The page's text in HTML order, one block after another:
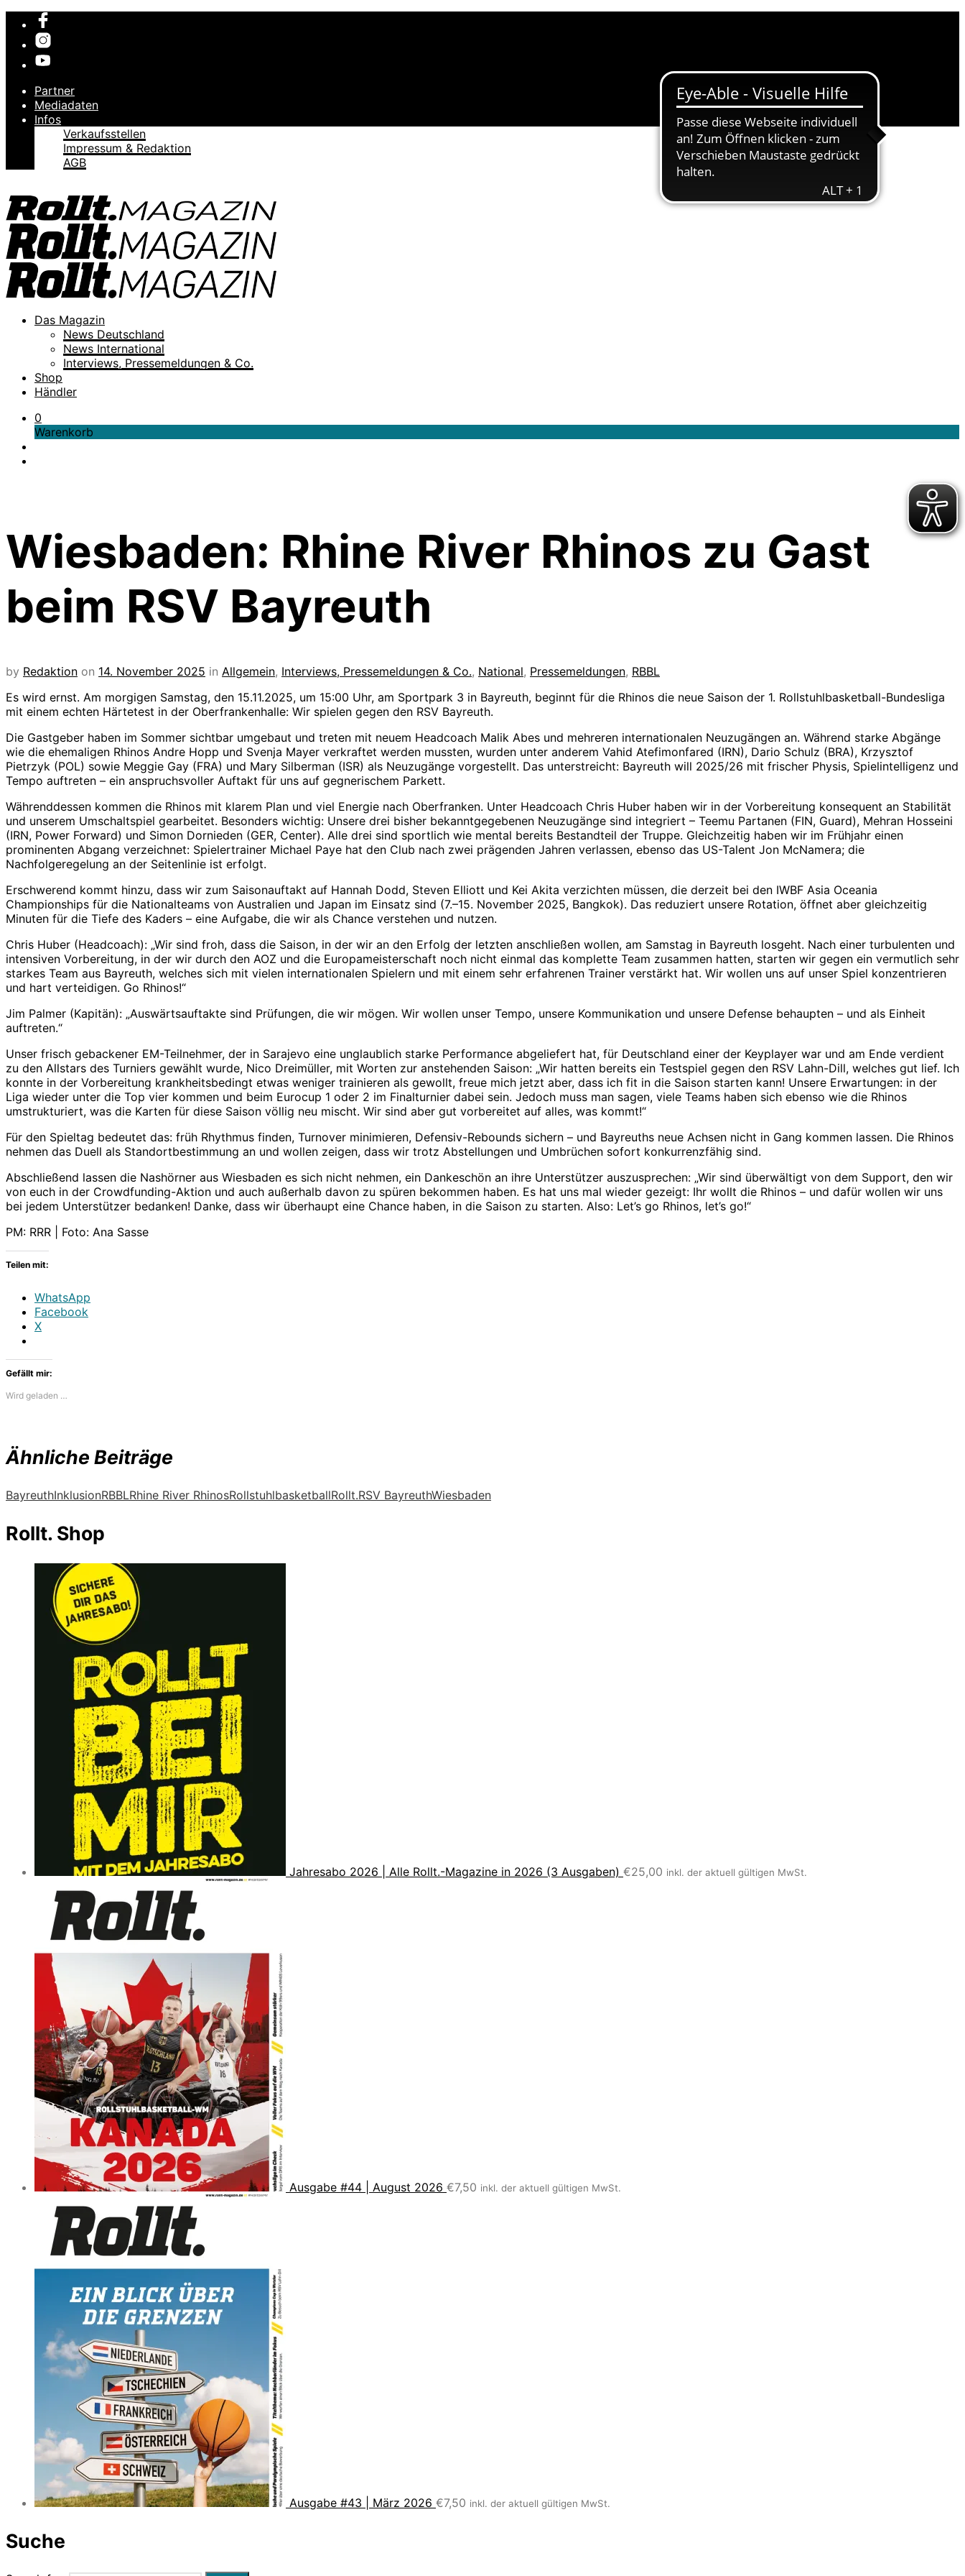
Partner
Mediadaten
Infos
Verkaufsstellen
Impressum & Redaktion
AGB
Das Magazin
News Deutschland
News International
Interviews, Pressemeldungen & Co.
Shop
Händler
0
Warenkorb
Wiesbaden: Rhine River Rhinos zu Gast
beim RSV Bayreuth
by Redaktion on 14. November 2025 in Allgemein, Interviews, Pressemeldungen & Co., National, Pressemeldungen, RBBL
Es wird ernst. Am morgigen Samstag, den 15.11.2025, um 15:00 Uhr, am Sportpark 3 in Bayreuth, beginnt für die Rhinos die neue Saison der 1. Rollstuhlbasketball-Bundesliga
mit einem echten Härtetest in der Oberfrankenhalle: Wir spielen gegen den RSV Bayreuth.
Die Gastgeber haben im Sommer sichtbar umgebaut und treten mit neuem Headcoach Malik Abes und mehreren internationalen Neuzugängen an. Während starke Abgänge
wie die ehemaligen Rhinos Andre Hopp und Svenja Mayer verkraftet werden mussten, wurden unter anderem Vahid Atefimonfared (IRN), Dario Schulz (BRA), Krzysztof
Pietrzyk (POL) sowie Meggie Gay (FRA) und Mary Silberman (ISR) als Neuzugänge vorgestellt. Das unterstreicht: Bayreuth will 2025/26 mit frischer Physis, Spielintelligenz und
Tempo auftreten – ein anspruchsvoller Auftakt für uns auf gegnerischem Parkett.
Währenddessen kommen die Rhinos mit klarem Plan und viel Energie nach Oberfranken. Unter Headcoach Chris Huber haben wir in der Vorbereitung konsequent an Stabilität
und unserem Umschaltspiel gearbeitet. Besonders wichtig: Unsere drei bisher bekanntgegebenen Neuzugänge sind integriert – Teemu Partanen (FIN, Guard), Mehran Hosseini
(IRN, Power Forward) und Simon Dornieden (GER, Center). Alle drei sind sportlich wie mental bereits Bestandteil der Truppe. Gleichzeitig haben wir im Frühjahr einen
prominenten Abgang verzeichnet: Spielertrainer Michael Paye hat den Club nach zwei prägenden Jahren verlassen, ebenso das US-Talent Jon McNamera; die
Nachfolgeregelung an der Seitenlinie ist erfolgt.
Erschwerend kommt hinzu, dass wir zum Saisonauftakt auf Hannah Dodd, Steven Elliott und Kei Akita verzichten müssen, die derzeit bei den IWBF Asia Oceania
Championships für die Nationalteams von Australien und Japan im Einsatz sind (7.–15. November 2025, Bangkok). Das reduziert unsere Rotation, öffnet aber gleichzeitig
Minuten für die Tiefe des Kaders – eine Aufgabe, die wir als Chance verstehen und nutzen.
Chris Huber (Headcoach): „Wir sind froh, dass die Saison, in der wir an den Erfolg der letzten anschließen wollen, am Samstag in Bayreuth losgeht. Nach einer turbulenten und
intensiven Vorbereitung, in der wir durch den AOZ und die Europameisterschaft noch nicht einmal das komplette Team zusammen hatten, starten wir gegen ein vermutlich sehr
starkes Team aus Bayreuth, welches sich mit vielen internationalen Spielern und mit einem sehr erfahrenen Trainer verstärkt hat. Wir wollen uns auf unser Spiel konzentrieren
und hart verteidigen. Go Rhinos!“
Jim Palmer (Kapitän): „Auswärtsauftakte sind Prüfungen, die wir mögen. Wir wollen unser Tempo, unsere Kommunikation und unsere Defense behaupten – und als Einheit
auftreten.“
Unser frisch gebackener EM-Teilnehmer, der in Sarajevo eine unglaublich starke Performance abgeliefert hat, für Deutschland einer der Keyplayer war und am Ende verdient
zu den Allstars des Turniers gewählt wurde, Nico Dreimüller, mit Worten zur anstehenden Saison: „Wir hatten bereits ein Testspiel gegen den RSV Lahn-Dill, welches gut lief. Ich
konnte in der Vorbereitung krankheitsbedingt etwas weniger trainieren als gewollt, freue mich jetzt aber, dass ich fit in die Saison starten kann! Unsere Erwartungen: in der
Liga wieder unter die Top vier kommen und beim Eurocup 1 oder 2 im Finalturnier dabei sein. Jedoch muss man sagen, viele Teams haben sich ebenso wie die Rhinos
umstrukturiert, was die Karten für diese Saison völlig neu mischt. Wir sind aber gut vorbereitet auf alles, was kommt!“
Für den Spieltag bedeutet das: früh Rhythmus finden, Turnover minimieren, Defensiv-Rebounds sichern – und Bayreuths neue Achsen nicht in Gang kommen lassen. Die Rhinos
nehmen das Duell als Standortbestimmung an und wollen zeigen, dass wir trotz Abstellungen und Umbrüchen sofort konkurrenzfähig sind.
Abschließend lassen die Nashörner aus Wiesbaden es sich nicht nehmen, ein Dankeschön an ihre Unterstützer auszusprechen: „Wir sind überwältigt von dem Support, den wir
von euch in der Crowdfunding-Aktion und auch außerhalb davon zu spüren bekommen haben. Es hat uns mal wieder gezeigt: Ihr wollt die Rhinos – und dafür wollen wir uns
bei jedem Unterstützer bedanken! Danke, dass wir überhaupt eine Chance haben, in die Saison zu starten. Also: Let’s go Rhinos, let’s go!“
PM: RRR | Foto: Ana Sasse
Teilen mit:
WhatsApp
Facebook
X
Gefällt mir:
Wird geladen …
Ähnliche Beiträge
BayreuthInklusionRBBLRhine River RhinosRollstuhlbasketballRollt.RSV BayreuthWiesbaden
Rollt. Shop
Jahresabo 2026 | Alle Rollt.-Magazine in 2026 (3 Ausgaben) €25,00 inkl. der aktuell gültigen MwSt.
Ausgabe #44 | August 2026 €7,50 inkl. der aktuell gültigen MwSt.
Ausgabe #43 | März 2026 €7,50 inkl. der aktuell gültigen MwSt.
Suche